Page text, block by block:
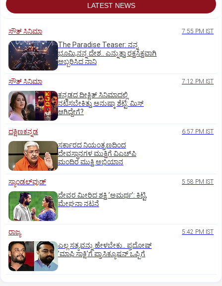
LATEST NEWS
ಸೌತ್‌ ಸಿನಿಮಾ 7:55 PM IST
The Paradise Teaser: ನನ್ನ
ಭೂಮಿ,ನನ್ನ ದೇಶ.. ಎನ್ನುತ್ತಾ ರಕ್ತಸಿಕ್ತವಾಗಿ
ಅಬ್ಬರಿಸಿದ ನಾನಿ
ಸೌತ್‌ ಸಿನಿಮಾ 7:12 PM IST
ಕನ್ನಡದ ದೀಕ್ಷಿತ್‌ ಸಿನಿಮಾದಲ್ಲಿ
ನಟಿಸಬೇಕಿತ್ತು ಅನುಷ್ಕಾ ಶೆಟ್ಟಿ: ಮಿಸ್‌
ಆಗಿದ್ದೇಗೆ?
ದಕ್ಷಿಣಕನ್ನಡ 6:57 PM IST
ಸರ್ಕಾರದ ನಿಯಂತ್ರಣದಿಂದ
ದೇವಸ್ಥಾನಗಳ ಮುಕ್ತಿಗೆ ವಿಎಚ್‌ಪಿ
ಮಂದಿರ ಮುಕ್ತಿ ಅಭಿಯಾನ
ಸ್ಯಾಂಡಲ್‌ವುಡ್‌ 5:58 PM IST
ದೇವರ ಮೀರಿದ ಶಕ್ತಿ ʼಅಮರ್ಥʼ: ಕಿಟ್ಟಿ,
ಮೇಘನಾ ನಟನೆ
ರಾಜ್ಯ 5:42 PM IST
ಎಲ್ಲ ಸತ್ಯವನ್ನು ಹೇಳಬೇಕು.. ಪ್ರದೋಷ್‌
ʼಮಾಫಿ ಸಾಕ್ಷಿʼಗೆ ಪ್ರಾಸಿಕ್ಯೂಷನ್ ಒಪ್ಪಿಗೆ